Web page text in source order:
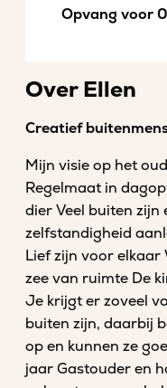
Opvang voor
Over Ellen
Creatief
Mijn visie op het
Regelmaat in
dier Veel buiten zijn
zelfstandigheid
Lief zijn voor elkaar
zee van ruimte De
Je krijgt er zoveel
buiten zijn, daarbij
op en kunnen ze
jaar Gastouder en